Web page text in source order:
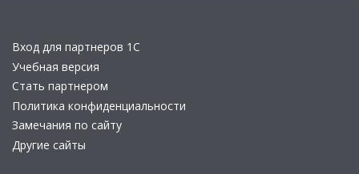
Вход для партнеров 1С
Учебная версия
Стать партнером
Политика конфиденциальности
Замечания по сайту
Другие сайты